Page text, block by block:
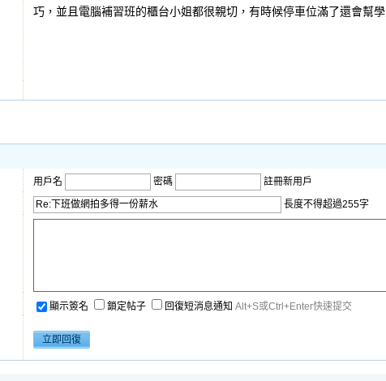
巧，並且電腦補習班的櫃台小姐都很親切，有時候停車位滿了還會幫
用戶名 密碼
註冊新用戶
長度不得超過255字
顯示簽名 鎖定帖子 回復短消息通知 Alt+S或Ctrl+Enter快速提交